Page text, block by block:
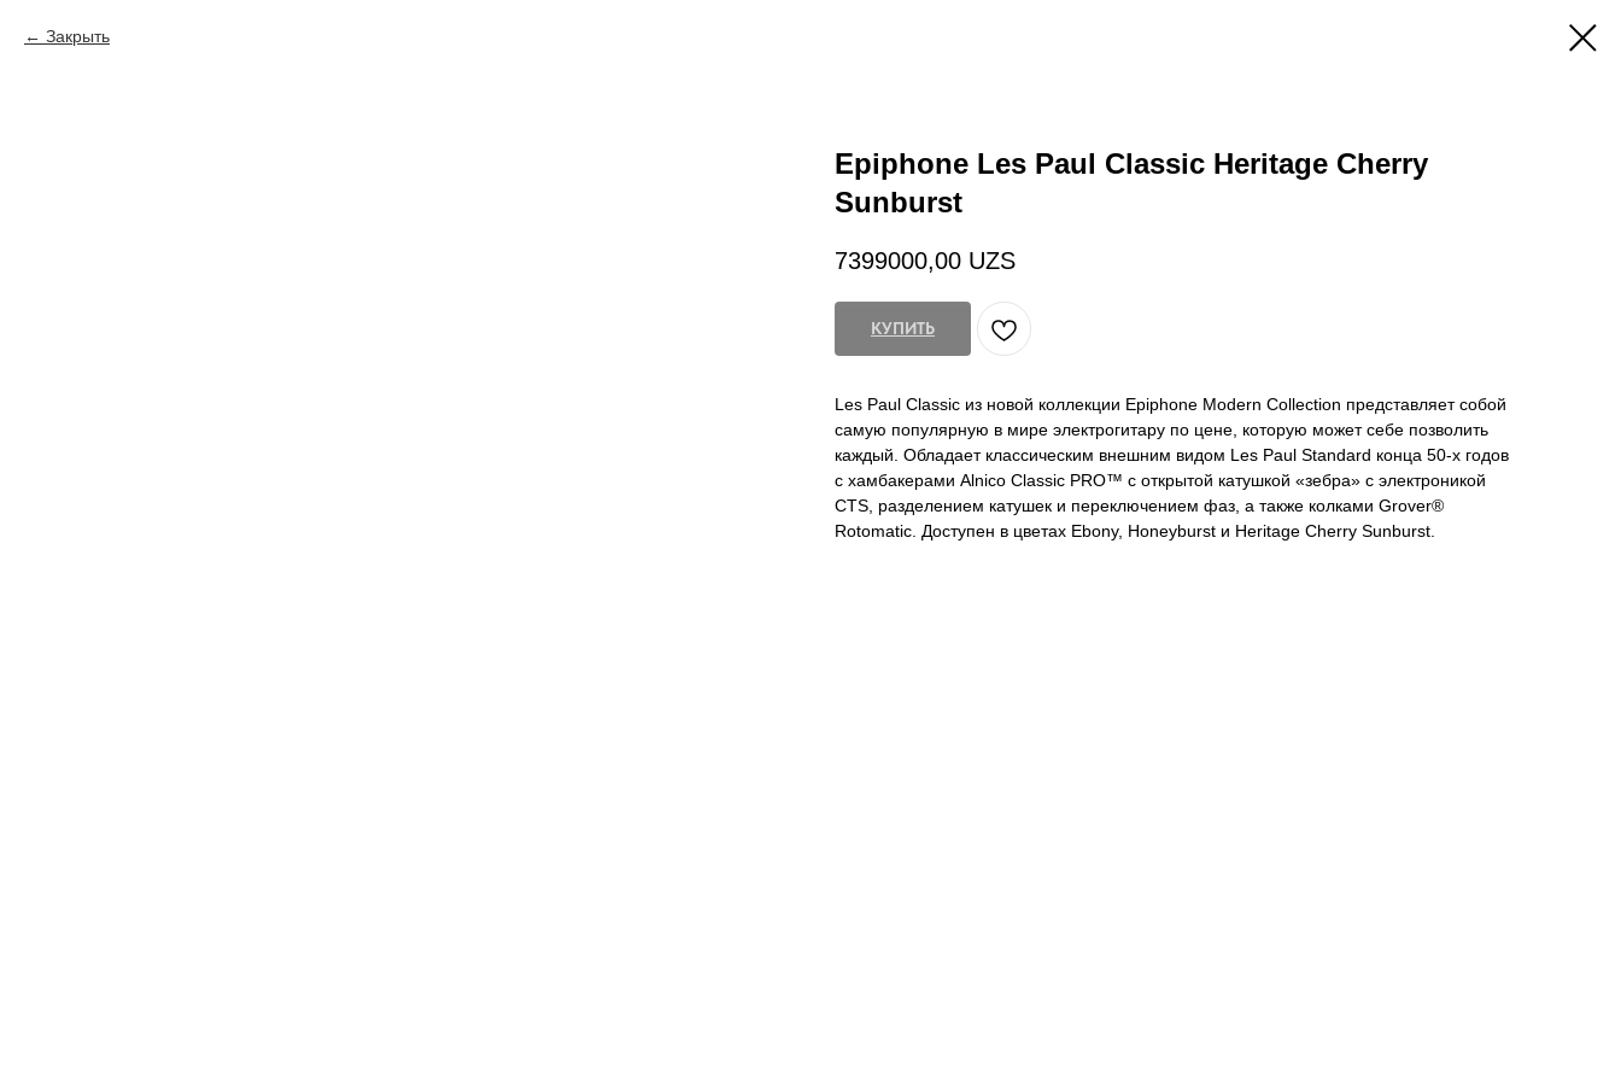
Закрыть
Epiphone Les Paul Classic Heritage Cherry
Sunburst
7399000,00 UZS
КУПИТЬ
Les Paul Classic из новой коллекции Epiphone Modern Collection представляет собой
самую популярную в мире электрогитару по цене, которую может себе позволить
каждый. Обладает классическим внешним видом Les Paul Standard конца 50-х годов
с хамбакерами Alnico Classic PRO™ с открытой катушкой «зебра» с электроникой
CTS, разделением катушек и переключением фаз, а также колками Grover®
Rotomatic. Доступен в цветах Ebony, Honeyburst и Heritage Cherry Sunburst.